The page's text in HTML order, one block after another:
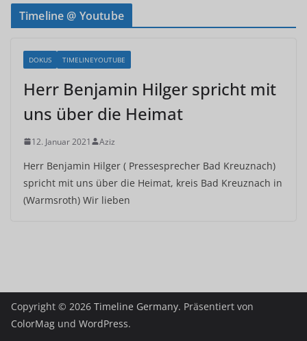
Timeline @ Youtube
DOKUS TIMELINEYOUTUBE
Herr Benjamin Hilger spricht mit
uns über die Heimat
12. Januar 2021 Aziz
Herr Benjamin Hilger ( Pressesprecher Bad Kreuznach)
spricht mit uns über die Heimat, kreis Bad Kreuznach in
(Warmsroth) Wir lieben
Copyright © 2026 Timeline Germany. Präsentiert von
ColorMag und WordPress.